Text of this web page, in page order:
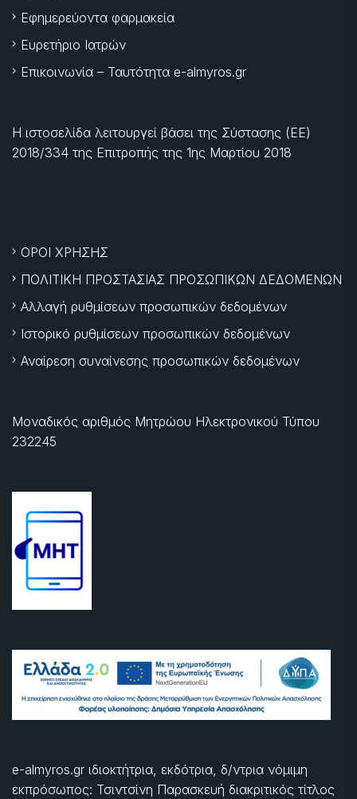
Εφημερεύοντα φαρμακεία
Ευρετήριο Ιατρών
Επικοινωνία – Ταυτότητα e-almyros.gr
Η ιστοσελίδα λειτουργεί βάσει της Σύστασης (ΕΕ)
2018/334 της Επιτροπής της 1ης Μαρτίου 2018
ΟΡΟΙ ΧΡΗΣΗΣ
ΠΟΛΙΤΙΚΗ ΠΡΟΣΤΑΣΙΑΣ ΠΡΟΣΩΠΙΚΩΝ ΔΕΔΟΜΕΝΩΝ
Αλλαγή ρυθμίσεων προσωπικών δεδομένων
Ιστορικό ρυθμίσεων προσωπικών δεδομένων
Αναίρεση συναίνεσης προσωπικών δεδομένων
Μοναδικός αριθμός Μητρώου Ηλεκτρονικού Τύπου
232245
e-almyros.gr ιδιοκτήτρια, εκδότρια, δ/ντρια νόμιμη
εκπρόσωπος: Τσιντσίνη Παρασκευή διακριτικός τίτλος